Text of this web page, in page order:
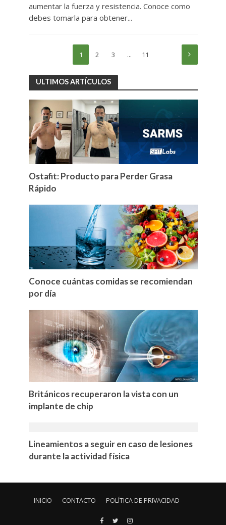
aumentar la fuerza y resistencia. Conoce como
debes tomarla para obtener...
1 2 3 … 11
ULTIMOS ARTÍCULOS
Ostafit: Producto para Perder Grasa
Rápido
Conoce cuántas comidas se recomiendan
por día
Británicos recuperaron la vista con un
implante de chip
Lineamientos a seguir en caso de lesiones
durante la actividad física
INICIO CONTACTO POLÍTICA DE PRIVACIDAD